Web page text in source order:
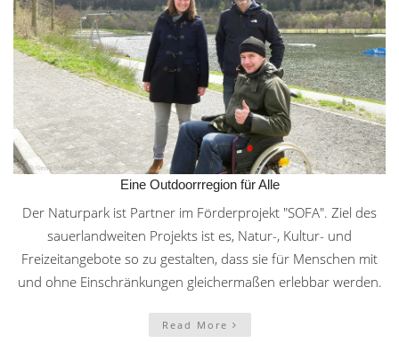
Eine Outdoorrregion für Alle
Der Naturpark ist Partner im Förderprojekt "SOFA". Ziel des
sauerlandweiten Projekts ist es, Natur-, Kultur- und
Freizeitangebote so zu gestalten, dass sie für Menschen mit
und ohne Einschränkungen gleichermaßen erlebbar werden.
Read More